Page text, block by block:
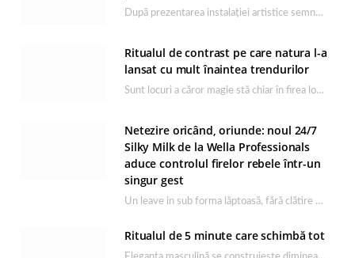
După prezentarea instalației artistice semnată de Catrinel Săbăciag în cadrul evenimentului de lansare HONOR Magic…
Ritualul de contrast pe care natura l-a
lansat cu mult înaintea trendurilor
Sunt locuri a căror magie stă chiar în firea lor naturală, iar Lacul Ursu din…
Netezire oricând, oriunde: noul 24/7
Silky Milk de la Wella Professionals
aduce controlul firelor rebele într-un
singur gest
Un leave in sub forma lăptoasă, fără clătire care completează rutina Ultimate Smooth și transformă…
Ritualul de 5 minute care schimbă tot